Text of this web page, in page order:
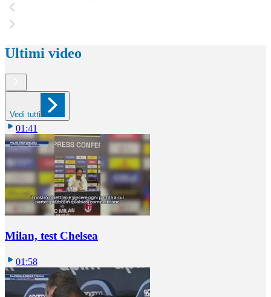
Ultimi video
Vedi tutti
01:41
Milan, test Chelsea
01:58